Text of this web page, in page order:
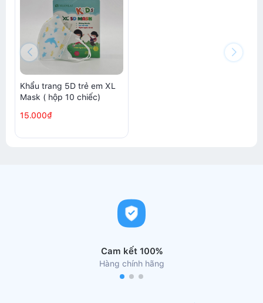
Khẩu trang 5D trẻ em XL
Mask ( hộp 10 chiếc)
15.000₫
Cam kết 100%
Hàng chính hãng